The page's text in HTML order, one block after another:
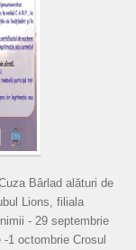
Bârlad alături de
Lions, filiala
- 29 septembrie
1 octombrie Crosul